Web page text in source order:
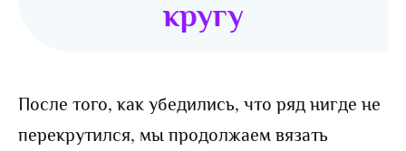
кругу
После того, как убедились, что ряд нигде не
перекрутился, мы продолжаем вязать